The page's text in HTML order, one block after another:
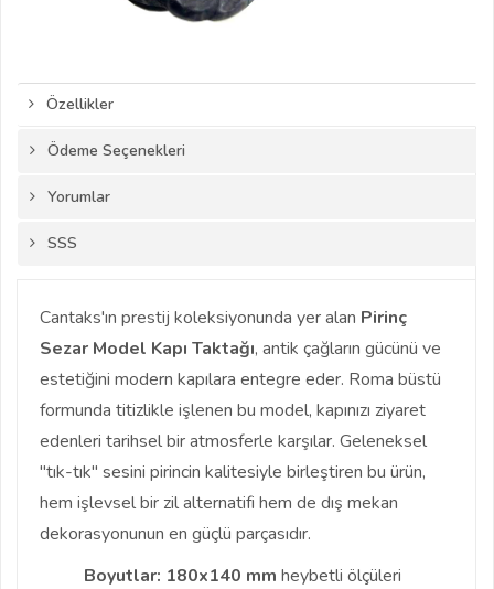
Özellikler
Ödeme Seçenekleri
Yorumlar
SSS
Cantaks'ın prestij koleksiyonunda yer alan Pirinç
Sezar Model Kapı Taktağı, antik çağların gücünü ve
estetiğini modern kapılara entegre eder. Roma büstü
formunda titizlikle işlenen bu model, kapınızı ziyaret
edenleri tarihsel bir atmosferle karşılar. Geleneksel
"tık-tık" sesini pirincin kalitesiyle birleştiren bu ürün,
hem işlevsel bir zil alternatifi hem de dış mekan
dekorasyonunun en güçlü parçasıdır.
Boyutlar: 180x140 mm heybetli ölçüleri